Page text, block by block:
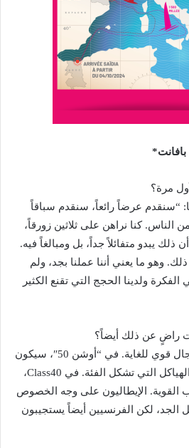
مرة؟
“سنقدم عرضاً رائعاً، سنقدم سباقاً
الناس. كنا نراهن على ثلاثين زورقاً،
ذلك يبدو متفائلاً جداً، بل ومبالغاً فيه.
وهو ما يعني أننا عملنا بجد، ولم
ولدينا الحجج التي تقنع الكثير
راضٍ عن ذلك أيضاً؟
كيتو دي بافانت : نعم، إنه مجال قوي للغاية. في “أوشن 50″، سيكون
هناك عشرة زوارق متعددة الهياكل التي تشكل الفئة. في Class40،
القوية. الإيطاليون على وجه الخصوص
لكن الفرنسيين أيضاً يستجيبون